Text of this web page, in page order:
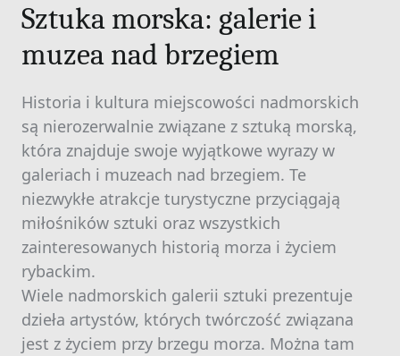
Sztuka morska: galerie i
muzea nad brzegiem
Historia i kultura miejscowości nadmorskich
są nierozerwalnie związane z sztuką morską,
która znajduje swoje wyjątkowe wyrazy w
galeriach i muzeach nad brzegiem. Te
niezwykłe atrakcje turystyczne przyciągają
miłośników sztuki oraz wszystkich
zainteresowanych historią morza i życiem
rybackim.
Wiele nadmorskich galerii sztuki prezentuje
dzieła artystów, których twórczość związana
jest z życiem przy brzegu morza. Można tam